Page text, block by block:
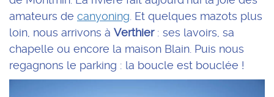
amateurs de canyoning . Et quelques mazots plus
loin, nous arrivons à Verthier: ses lavoirs, sa
chapelle ou encore la maison Blain. Puis nous
regagnons le parking : la boucle est bouclée !